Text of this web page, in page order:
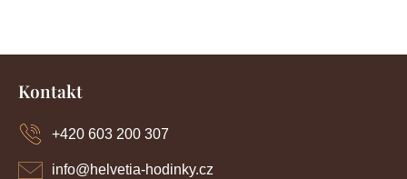
Kontakt
info@helvetia-hodinky.cz
+420 603 200 307